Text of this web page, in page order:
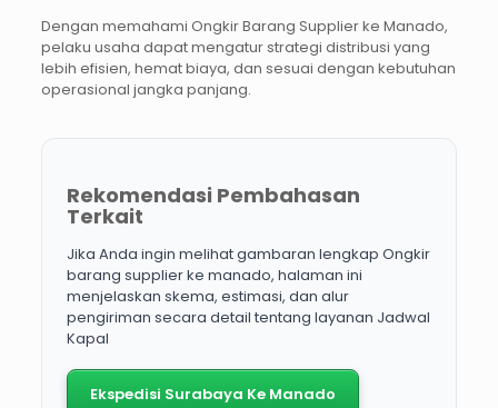
Dengan memahami Ongkir Barang Supplier ke Manado,
pelaku usaha dapat mengatur strategi distribusi yang
lebih efisien, hemat biaya, dan sesuai dengan kebutuhan
operasional jangka panjang.
Rekomendasi Pembahasan
Terkait
Jika Anda ingin melihat gambaran lengkap Ongkir
barang supplier ke manado, halaman ini
menjelaskan skema, estimasi, dan alur
pengiriman secara detail tentang layanan Jadwal
Kapal
Ekspedisi Surabaya Ke Manado